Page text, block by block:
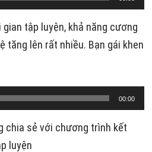
tập luyện, khả năng cương
tăng lên rất nhiều. Bạn gái khen
00:00
chia sẻ với chương trình kết
luyện